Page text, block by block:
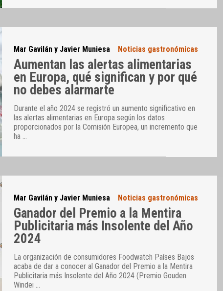
Mar Gavilán y Javier Muniesa Noticias gastronómicas
Aumentan las alertas alimentarias
en Europa, qué significan y por qué
no debes alarmarte
Durante el año 2024 se registró un aumento significativo en
las alertas alimentarias en Europa según los datos
proporcionados por la Comisión Europea, un incremento que
ha
Mar Gavilán y Javier Muniesa Noticias gastronómicas
Ganador del Premio a la Mentira
Publicitaria más Insolente del Año
2024
La organización de consumidores Foodwatch Países Bajos
acaba de dar a conocer al Ganador del Premio a la Mentira
Publicitaria más Insolente del Año 2024 (Premio Gouden
Windei